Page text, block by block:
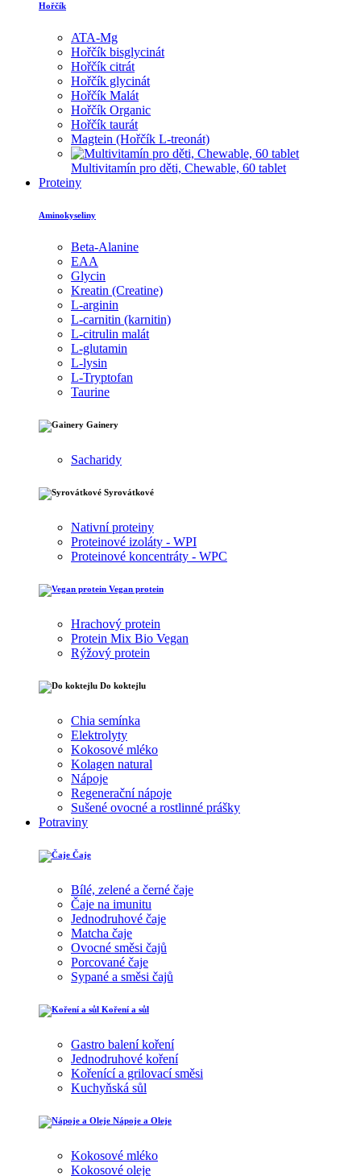
Hořčík
ATA-Mg
Hořčík bisglycinát
Hořčík citrát
Hořčík glycinát
Hořčík Malát
Hořčík Organic
Hořčík taurát
Magtein (Hořčík L-treonát)
Multivitamín pro děti, Chewable, 60 tablet
Proteiny
Aminokyseliny
Beta-Alanine
EAA
Glycin
Kreatin (Creatine)
L-arginin
L-carnitin (karnitin)
L-citrulin malát
L-glutamin
L-lysin
L-Tryptofan
Taurine
Gainery
Sacharidy
Syrovátkové
Nativní proteiny
Proteinové izoláty - WPI
Proteinové koncentráty - WPC
Vegan protein
Hrachový protein
Protein Mix Bio Vegan
Rýžový protein
Do koktejlu
Chia semínka
Elektrolyty
Kokosové mléko
Kolagen natural
Nápoje
Regenerační nápoje
Sušené ovocné a rostlinné prášky
Potraviny
Čaje
Bílé, zelené a černé čaje
Čaje na imunitu
Jednodruhové čaje
Matcha čaje
Ovocné směsi čajů
Porcované čaje
Sypané a směsi čajů
Koření a sůl
Gastro balení koření
Jednodruhové koření
Kořenící a grilovací směsi
Kuchyňská sůl
Nápoje a Oleje
Kokosové mléko
Kokosové oleje